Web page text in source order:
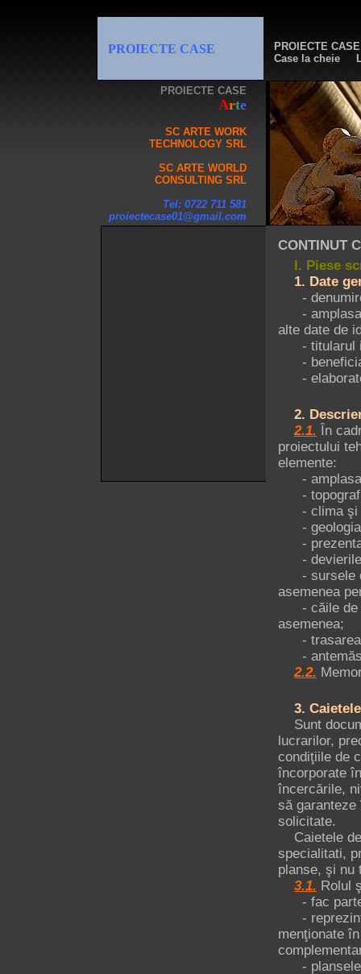
PROIECTE CASE
PROIECTE CASE
Case la cheie
PROIECTE CASE
Arte
SC ARTE WORK
TECHNOLOGY SRL
SC ARTE WORLD
CONSULTING SRL
Tel: 0722 711 581
proiectecase01@gmail.com
CONTINUT
I. Piese
1. Date
-
-
alte date de
- titularul
-
-
2.
2.1. În
proiectului
elemente:
-
-
- clima şi
- geologia,
-
- devierile
- sursele
asemenea
- căile de
asemenea;
- trasarea
-
2.2.
3.
Sunt
lucrarilor,
condiţiile de
încorporate
încercările,
să garanteze
solicitate.
Caietele de
specialitati,
planse, şi nu
3.1. Rolul
- fac parte
-
menţionate
- plansele,